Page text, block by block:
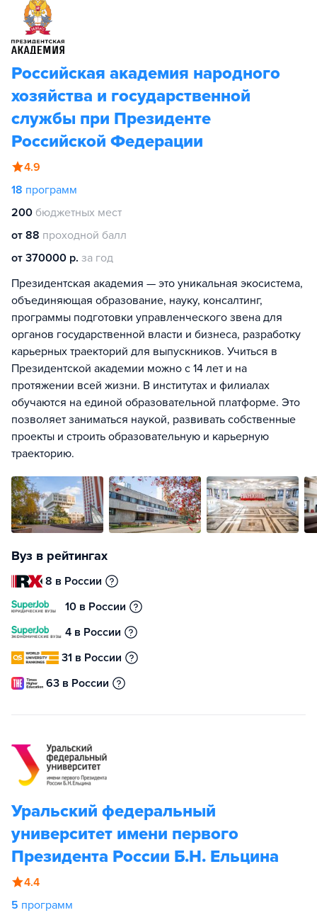
Российская академия народного
хозяйства и государственной
службы при Президенте
Российской Федерации
4.9
18 программ
200 бюджетных мест
от 88 проходной балл
от 370000 р. за год
Президентская академия — это уникальная экосистема,
объединяющая образование, науку, консалтинг,
программы подготовки управленческого звена для
органов государственной власти и бизнеса, разработку
карьерных траекторий для выпускников. Учиться в
Президентской академии можно с 14 лет и на
протяжении всей жизни. В институтах и филиалах
обучаются на единой образовательной платформе. Это
позволяет заниматься наукой, развивать собственные
проекты и строить образовательную и карьерную
траекторию.
Вуз в рейтингах
8 в России
10 в России
4 в России
31 в России
63 в России
Уральский федеральный
университет имени первого
Президента России Б.Н. Ельцина
4.4
5 программ